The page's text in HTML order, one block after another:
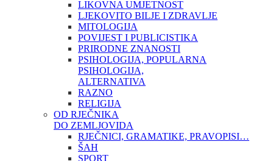
LIKOVNA UMJETNOST
LJEKOVITO BILJE I ZDRAVLJE
MITOLOGIJA
POVIJEST I PUBLICISTIKA
PRIRODNE ZNANOSTI
PSIHOLOGIJA, POPULARNA
PSIHOLOGIJA,
ALTERNATIVA
RAZNO
RELIGIJA
OD RJEČNIKA
DO ZEMLJOVIDA
RJEČNICI, GRAMATIKE, PRAVOPISI…
ŠAH
SPORT